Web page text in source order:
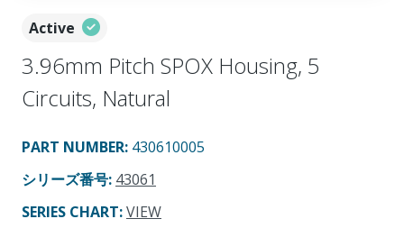
Active
3.96mm Pitch SPOX Housing, 5
Circuits, Natural
PART NUMBER: 430610005
シリーズ番号: 43061
SERIES CHART:VIEW